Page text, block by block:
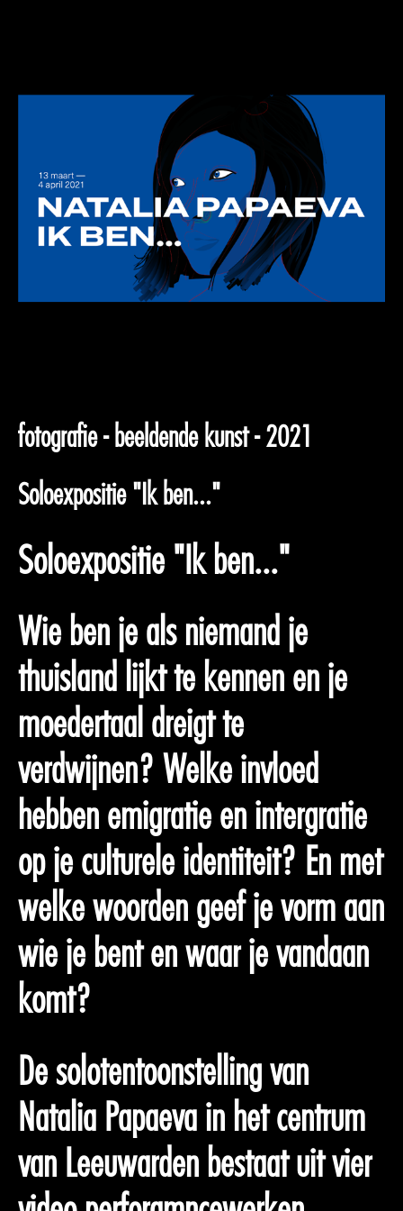
fotografie - beeldende kunst - 2021
Soloexpositie "Ik ben..."
Soloexpositie "Ik ben..."
Wie ben je als niemand je
thuisland lijkt te kennen en je
moedertaal dreigt te
verdwijnen? Welke invloed
hebben emigratie en intergratie
op je culturele identiteit? En met
welke woorden geef je vorm aan
wie je bent en waar je vandaan
komt?
De solotentoonstelling van
Natalia Papaeva in het centrum
van Leeuwarden bestaat uit vier